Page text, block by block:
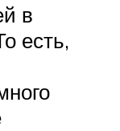
в
есть,